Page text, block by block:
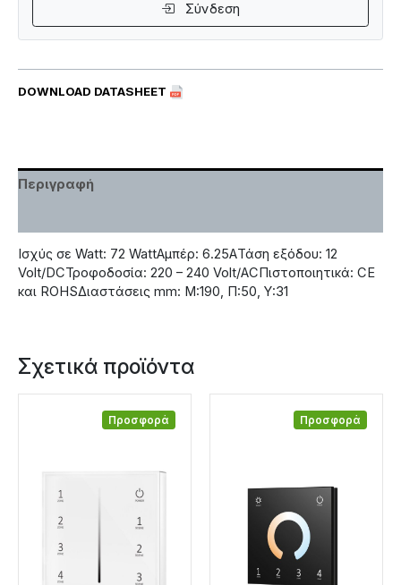
DOWNLOAD DATASHEET
Σύνδεση
Περιγραφή
Ισχύς σε Watt: 72 WattΑμπέρ: 6.25AΤάση εξόδου: 12
Volt/DCΤροφοδοσία: 220 – 240 Volt/ACΠιστοποιητικά: CE
και ROHSΔιαστάσεις mm: M:190, Π:50, Υ:31
Σχετικά προϊόντα
Προσφορά Προσφορά